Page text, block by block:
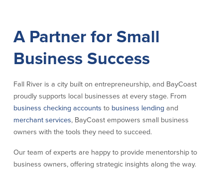
BayCoast Mortgage
Cuenta Abierta
Preguntas frecuentes
A Partner for Small
Business Success
Fall River is a city built on entrepreneurship, and BayCoast
proudly supports local businesses at every stage. From
business checking accounts to business lending and
merchant services, BayCoast empowers small business
owners with the tools they need to succeed.
Our team of experts are happy to provide menentorship to
business owners, offering strategic insights along the way.